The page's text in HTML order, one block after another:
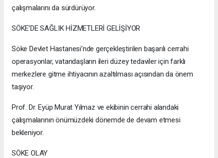
çalışmalarını da sürdürüyor.
SÖKE’DE SAĞLIK HİZMETLERİ GELİŞİYOR
Söke Devlet Hastanesi’nde gerçekleştirilen başarılı cerrahi
operasyonlar, vatandaşların ileri düzey tedaviler için farklı
merkezlere gitme ihtiyacının azaltılması açısından da önem
taşıyor.
Prof. Dr. Eyüp Murat Yılmaz ve ekibinin cerrahi alandaki
çalışmalarının önümüzdeki dönemde de devam etmesi
bekleniyor.
SÖKE OLAY